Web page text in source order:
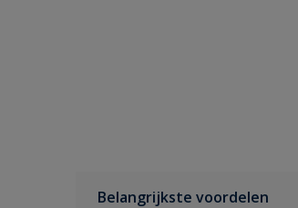
Belangrijkste voordelen